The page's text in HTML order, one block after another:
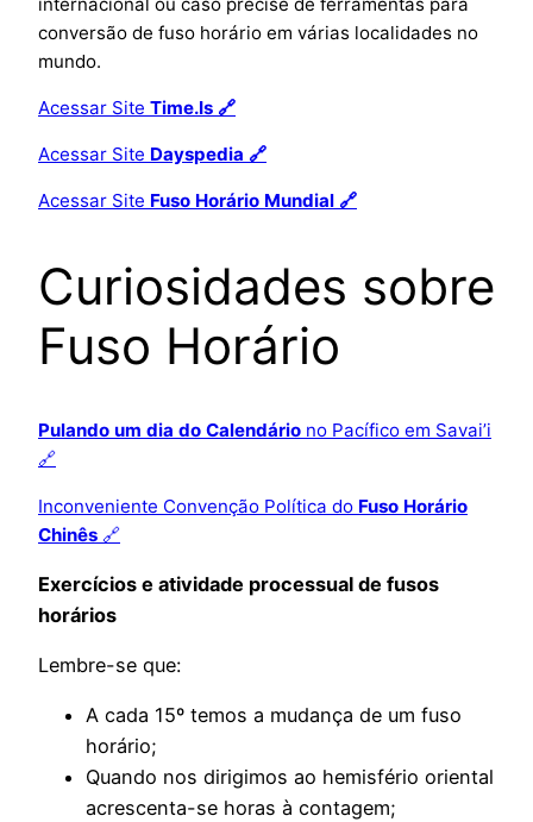
conversão de fuso horário em várias localidades no
mundo.
Acessar Site Time.Is 🔗
Acessar Site Dayspedia 🔗
Acessar Site Fuso Horário Mundial 🔗
Curiosidades sobre
Fuso Horário
Pulando um dia do Calendário no Pacífico em Savai’i
🔗
Inconveniente Convenção Política do Fuso Horário
Chinês 🔗
Exercícios e atividade processual de fusos
horários
Lembre-se que:
A cada 15º temos a mudança de um fuso
horário;
Quando nos dirigimos ao hemisfério oriental
acrescenta-se horas à contagem;